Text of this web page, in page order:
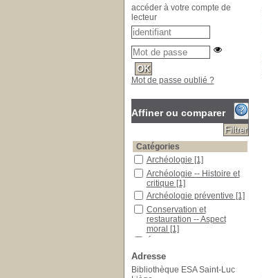
accéder à votre compte de
lecteur
Mot de passe oublié ?
Affiner ou comparer
Catégories
Archéologie [1]
Archéologie -- Histoire et
critique [1]
Archéologie préventive [1]
Conservation et
restauration -- Aspect
moral [1]
Petrie, William Matthew
Flinders (1853-1942)[1]
Adresse
Bibliothèque ESA Saint-Luc